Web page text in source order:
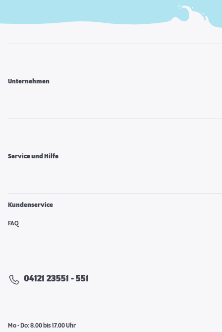
Unternehmen
Service und Hilfe
Kundenservice
FAQ
04121 23551 - 551
Mo - Do: 8.00 bis 17.00 Uhr